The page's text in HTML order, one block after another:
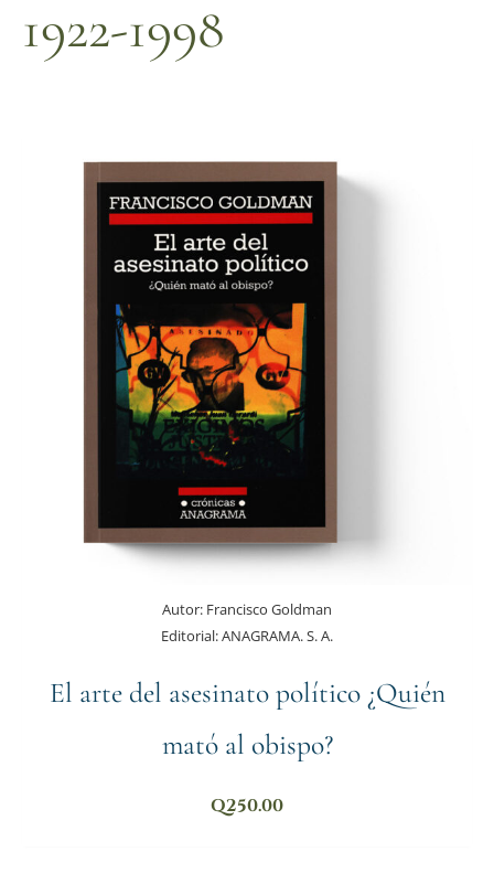
1922-1998
Autor: Francisco Goldman
Editorial:ANAGRAMA. S. A.
El arte del asesinato político ¿Quién
mató al obispo?
Q250.00